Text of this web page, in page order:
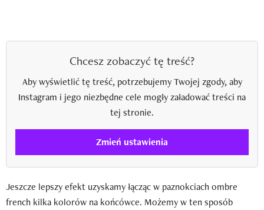
Chcesz zobaczyć tę treść?
Aby wyświetlić tę treść, potrzebujemy Twojej zgody, aby
Instagram i jego niezbędne cele mogły załadować treści na
tej stronie.
Zmień ustawienia
Jeszcze lepszy efekt uzyskamy łącząc w paznokciach ombre
french kilka kolorów na końcówce. Możemy w ten sposób